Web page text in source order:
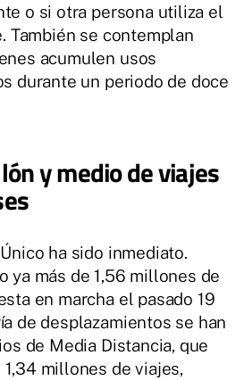
o si otra persona utiliza el
También se contemplan
acumulen usos
durante un periodo de doce
y medio de viajes
ha sido inmediato.
ya más de 1,56 millones de
en marcha el pasado 19
de desplazamientos se han
de Media Distancia, que
millones de viajes,